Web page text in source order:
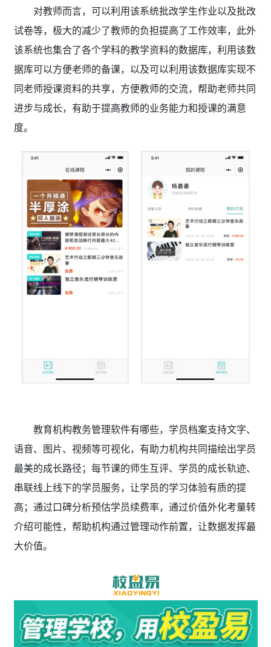
对教师而言，可以利用该系统批改学生作业以及批改
试卷等，极大的减少了教师的负担提高了工作效率，此外
该系统也集合了各个学科的教学资料的数据库，利用该数
据库可以方便老师的备课，以及可以利用该数据库实现不
同老师授课资料的共享，方便教师的交流，帮助老师共同
进步与成长，有助于提高教师的业务能力和授课的满意
度。
教育机构教务管理软件有哪些，学员档案支持文字、
语音、图片、视频等可视化，有助力机构共同描绘出学员
最美的成长路径；每节课的师生互评、学员的成长轨迹、
串联线上线下的学员服务，让学员的学习体验有质的提
高；通过口碑分析预估学员续费率，通过价值外化考量转
介绍可能性，帮助机构通过管理动作前置，让数据发挥最
大价值。